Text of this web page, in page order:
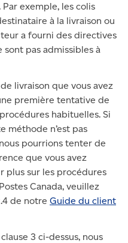
exemple, les colis
à la livraison ou
a fourni des directives
pas admissibles à
livraison que vous avez
première tentative de
habituelles. Si
méthode n’est pas
pourrions tenter de
que vous avez
plus sur les procédures
Canada, veuillez
de notre Guide du client
3 ci-dessus, nous